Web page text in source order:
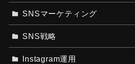
SNSマーケティング
SNS戦略
Instagram運用